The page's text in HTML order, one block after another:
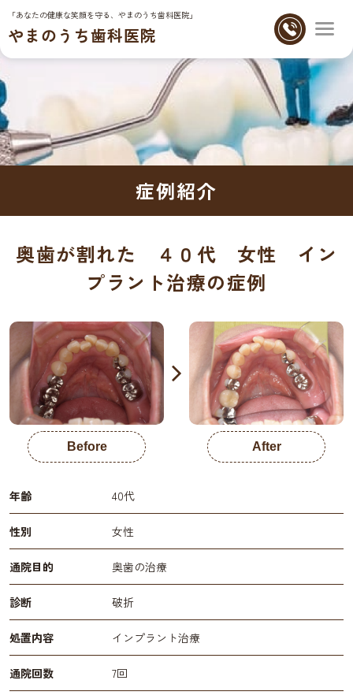
「あなたの健康な笑顔を守る、やまのうち歯科医院」
やまのうち歯科医院
症例紹介
奥歯が割れた ４０代 女性 イン
プラント治療の症例
Before After
年齢 40代
性別 女性
通院目的 奥歯の治療
診断 破折
処置内容 インプラント治療
通院回数 7回